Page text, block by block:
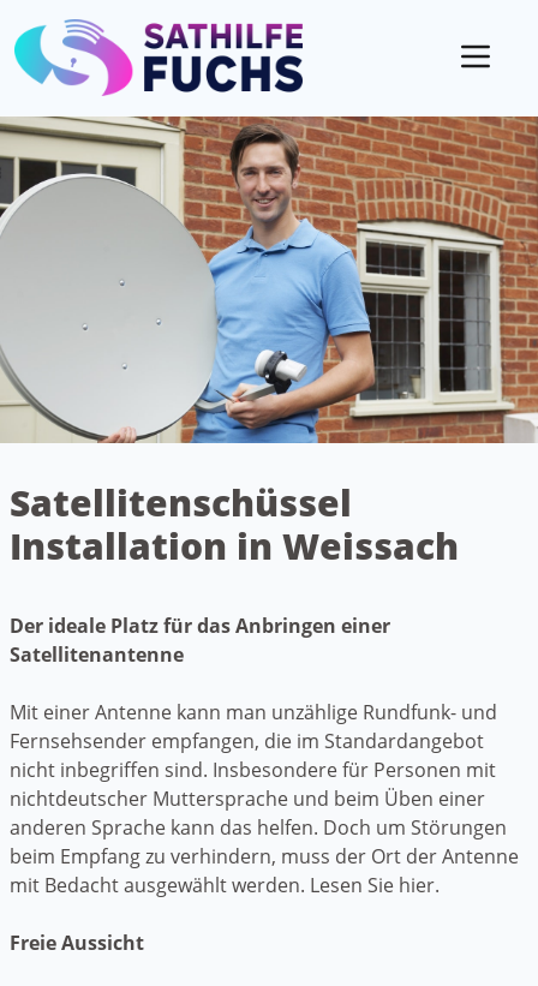
Satellitenschüssel
Installation in Weissach
Der ideale Platz für das Anbringen einer
Satellitenantenne
Mit einer Antenne kann man unzählige Rundfunk- und
Fernsehsender empfangen, die im Standardangebot
nicht inbegriffen sind. Insbesondere für Personen mit
nichtdeutscher Muttersprache und beim Üben einer
anderen Sprache kann das helfen. Doch um Störungen
beim Empfang zu verhindern, muss der Ort der Antenne
mit Bedacht ausgewählt werden. Lesen Sie hier.
Freie Aussicht